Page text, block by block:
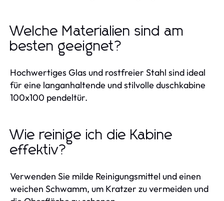
Welche Materialien sind am
besten geeignet?
Hochwertiges Glas und rostfreier Stahl sind ideal
für eine langanhaltende und stilvolle duschkabine
100x100 pendeltür.
Wie reinige ich die Kabine
effektiv?
Verwenden Sie milde Reinigungsmittel und einen
weichen Schwamm, um Kratzer zu vermeiden und